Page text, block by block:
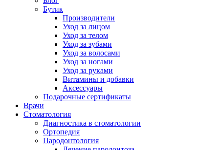
Бутик
Производители
Уход за лицом
Уход за телом
Уход за зубами
Уход за волосами
Уход за ногами
Уход за руками
Витамины и добавки
Аксессуары
Подарочные сертификаты
Врачи
Стоматология
Диагностика в стоматологии
Ортопедия
Пародонтология